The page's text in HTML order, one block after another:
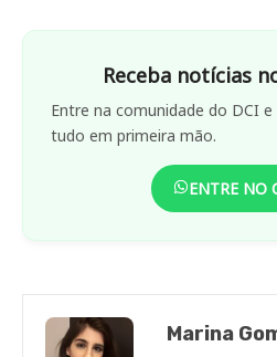
Receba notícias
Entre na comunidade do DCI
tudo em primeira mão.
ENTRE NO
Marina